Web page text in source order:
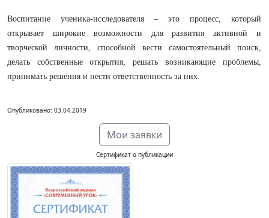
Воспитание ученика-исследователя – это процесс, который
открывает широкие возможности для развития активной и
творческой личности, способной вести самостоятельный поиск,
делать собственные открытия, решать возникающие проблемы,
принимать решения и нести ответственность за них.
Опубликовано: 03.04.2019
Мои заявки
Сертификат о публикации